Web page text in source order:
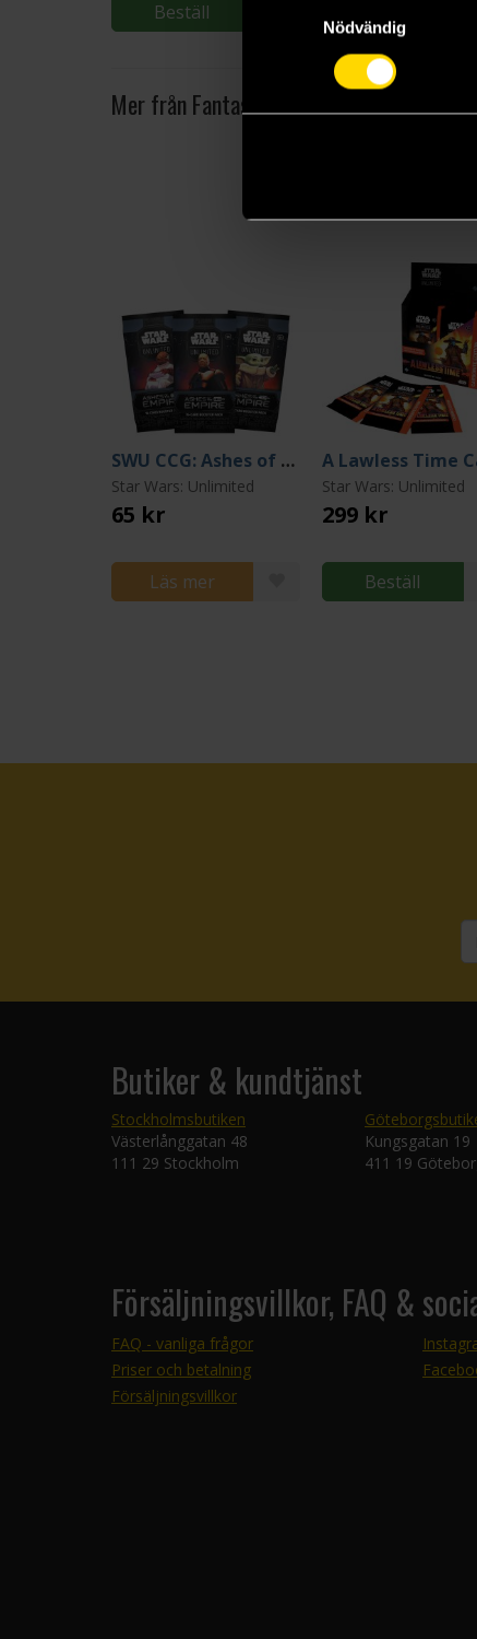
Nödvändig
Beställ
Mer från Fantasy Flight Games
SWU CCG: Ashes of the Empire Booster
Star Wars: Unlimited
65 kr
Läs mer
Star Wars: Unlimited
299 kr
Beställ
Butiker & kundtjänst
Stockholmsbutiken
Västerlånggatan 48
111 29 Stockholm
Kungsgatan 19
411 19
Försäljningsvillkor, FAQ &
FAQ - vanliga frågor
Priser och betalning
Försäljningsvillkor